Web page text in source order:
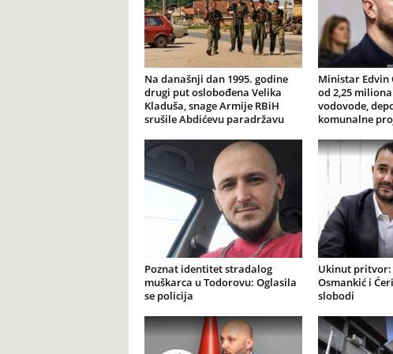
Na današnji dan 1995. godine
drugi put oslobođena Velika
Kladuša, snage Armije RBiH
srušile Abdićevu paradržavu
Ministar Edvin
od 2,25
vodovode,
komunalne
Poznat identitet stradalog
muškarca u Todorovu: Oglasila
se policija
Ukinut
Osmankić i
slobodi